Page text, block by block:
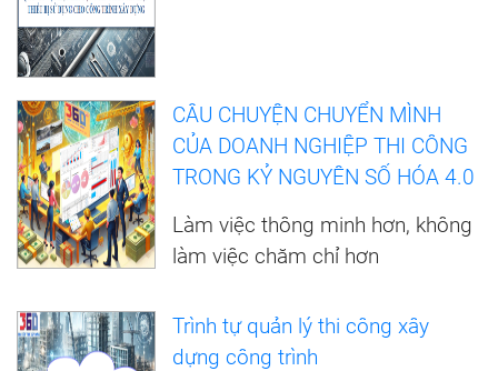
CÂU CHUYỆN CHUYỂN MÌNH
CỦA DOANH NGHIỆP THI CÔNG
TRONG KỶ NGUYÊN SỐ HÓA 4.0
Làm việc thông minh hơn, không
làm việc chăm chỉ hơn
Trình tự quản lý thi công xây
dựng công trình